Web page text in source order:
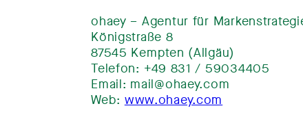
ohaey – Agentur für
Königstraße 8
87545 Kempten (Allgäu)
Telefon: +49 831 / 59034405
Email: mail@ohaey.com
Web: www.ohaey.com